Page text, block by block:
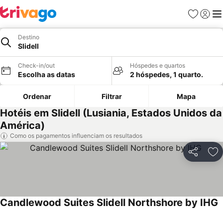
Favoritos
Iniciar
Destino
Slidell
Check-in/out
Escolha as datas
Hóspedes e quartos
2 hóspedes, 1 quarto.
Ordenar Filtrar Mapa
Hotéis em Slidell (Lusiania, Estados Unidos da
América)
Como os pagamentos influenciam os resultados
Partilhar
Candlewood Suites Slidell Northshore by IHG